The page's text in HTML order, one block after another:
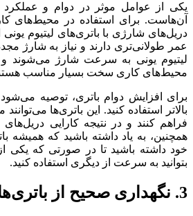
یکی از عوامل موثر در دوام و عملکرد
آن‌هاست. برای استفاده در محیط‌های
دریل‌های شارژی با باتری‌های لیتیوم یونی
عمر طولانی‌تری دارند و نیاز به شارژ
لیتیوم یونی به سرعت شارژ می‌شوند و
محیط‌های کاری سخت بسیار مناسب
برای افزایش دوام باتری، توصیه
بالاتر استفاده کنید. این باتری‌ها
فراهم کنند و در نتیجه کارایی
همچنین، به یاد داشته باشید که همیشه
خود داشته باشید تا در صورتی که یکی از
بتوانید به سرعت از دیگری استفاده کنید.
3. نگهداری صحیح از